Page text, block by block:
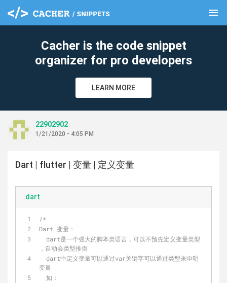
menu
Cacher is the code snippet
organizer for pro developers
LEARN MORE
22902902
1/21/2020 - 4:05 PM
Dart | flutter | 变量 | 定义变量
.dart
/*
Dart 变量：
，自动会类型推倒
变量
  如：
clear